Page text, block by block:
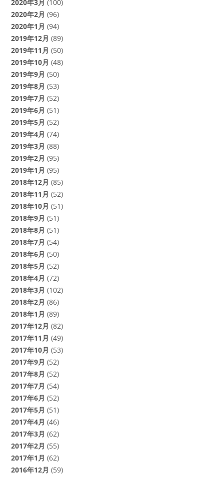
2020年3月 (100)
2020年2月 (96)
2020年1月 (94)
2019年12月 (89)
2019年11月 (50)
2019年10月 (48)
2019年9月 (50)
2019年8月 (53)
2019年7月 (52)
2019年6月 (51)
2019年5月 (52)
2019年4月 (74)
2019年3月 (88)
2019年2月 (95)
2019年1月 (95)
2018年12月 (85)
2018年11月 (52)
2018年10月 (51)
2018年9月 (51)
2018年8月 (51)
2018年7月 (54)
2018年6月 (50)
2018年5月 (52)
2018年4月 (72)
2018年3月 (102)
2018年2月 (86)
2018年1月 (89)
2017年12月 (82)
2017年11月 (49)
2017年10月 (53)
2017年9月 (52)
2017年8月 (52)
2017年7月 (54)
2017年6月 (52)
2017年5月 (51)
2017年4月 (46)
2017年3月 (62)
2017年2月 (55)
2017年1月 (62)
2016年12月 (59)